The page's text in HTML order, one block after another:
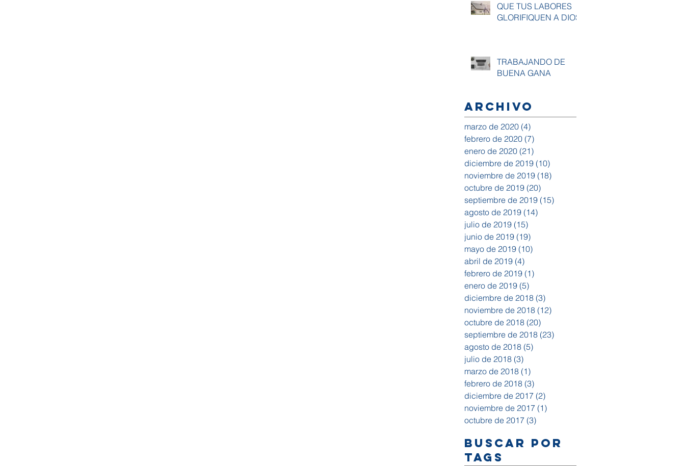
QUE TUS LABORES
GLORIFIQUEN A DIOS
TRABAJANDO DE
BUENA GANA
Archivo
marzo de 2020 (4)
febrero de 2020 (7)
enero de 2020 (21)
diciembre de 2019 (10)
noviembre de 2019 (18)
octubre de 2019 (20)
septiembre de 2019 (15)
agosto de 2019 (14)
julio de 2019 (15)
junio de 2019 (19)
mayo de 2019 (10)
abril de 2019 (4)
febrero de 2019 (1)
enero de 2019 (5)
diciembre de 2018 (3)
noviembre de 2018 (12)
octubre de 2018 (20)
septiembre de 2018 (23)
agosto de 2018 (5)
julio de 2018 (3)
marzo de 2018 (1)
febrero de 2018 (3)
diciembre de 2017 (2)
noviembre de 2017 (1)
octubre de 2017 (3)
Buscar por
tags